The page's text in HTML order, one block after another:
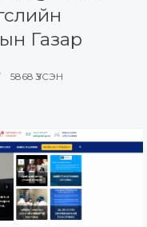
Газар
5868 ҮЗСЭН